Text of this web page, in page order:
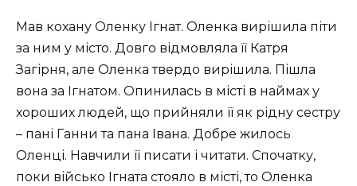
Мав кохану Оленку Ігнат. Оленка вирішила піти
за ним у місто. Довго відмовляла її Катря
Загірня, але Оленка твердо вирішила. Пішла
вона за Ігнатом. Опинилась в місті в наймах у
хороших людей, що прийняли її як рідну сестру
– пані Ганни та пана Івана. Добре жилось
Оленці. Навчили її писати і читати. Спочатку,
поки військо Ігната стояло в місті, то Оленка